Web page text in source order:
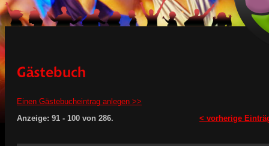
Einen Gästebucheintrag anlegen >>
Anzeige: 91 - 100 von 286. < vorherige